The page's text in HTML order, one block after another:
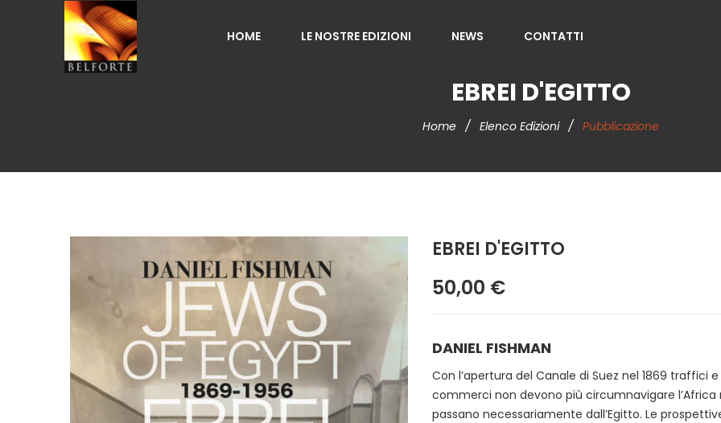
HOME LE NOSTRE EDIZIONI NEWS CONTATTI
EBREI D'EGITTO
Home / Elenco Edizioni / Pubblicazione
EBREI D'EGITTO
50,00 €
DANIEL FISHMAN
Con l’apertura del Canale di Suez nel 1869 traffici e
commerci non devono più circumnavigare l’Africa
passano necessariamente dall’Egitto. Le